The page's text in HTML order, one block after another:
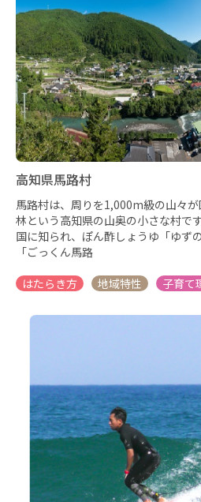
高知県馬路村
馬路村は、周りを1,000m級の山々
林という高知県の山奥の小さな村です。 「柚子の村」として
国に知られ、ぽん酢しょうゆ「ゆず
「ごっくん馬路